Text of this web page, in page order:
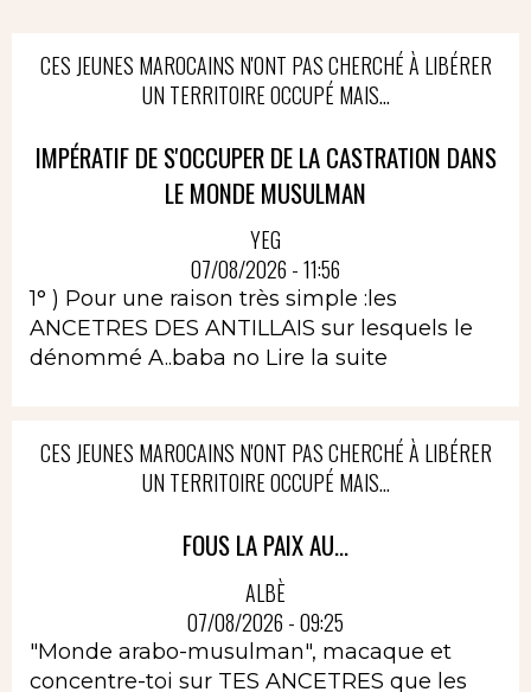
CES JEUNES MAROCAINS N'ONT PAS CHERCHÉ À LIBÉRER
UN TERRITOIRE OCCUPÉ MAIS...
IMPÉRATIF DE S'OCCUPER DE LA CASTRATION DANS
LE MONDE MUSULMAN
YEG
07/08/2026 - 11:56
1° ) Pour une raison très simple :les
ANCETRES DES ANTILLAIS sur lesquels le
dénommé A..baba no Lire la suite
CES JEUNES MAROCAINS N'ONT PAS CHERCHÉ À LIBÉRER
UN TERRITOIRE OCCUPÉ MAIS...
FOUS LA PAIX AU...
ALBÈ
07/08/2026 - 09:25
"Monde arabo-musulman", macaque et
concentre-toi sur TES ANCETRES que les